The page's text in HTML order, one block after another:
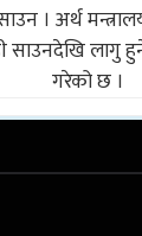
। अर्थ
साउनदेखि लागु
गरेको छ ।